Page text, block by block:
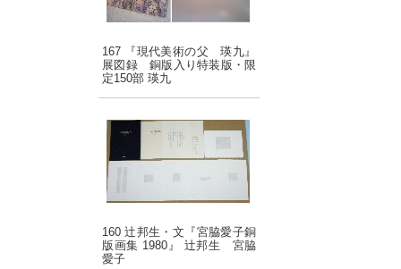
167 『現代美術の父 瑛九』
展図録 銅版入り特装版・限
定150部 瑛九
160 辻邦生・文『宮脇愛子銅
版画集 1980』 辻邦生 宮脇
愛子